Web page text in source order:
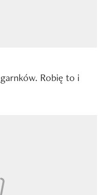
Robię to i